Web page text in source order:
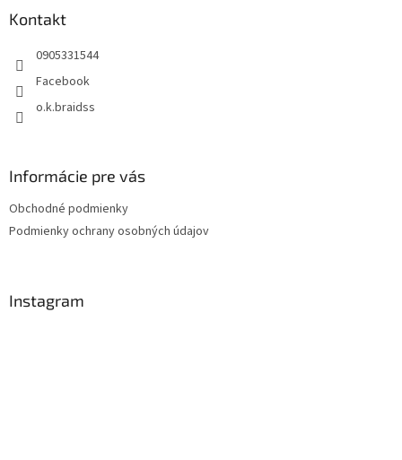
Kontakt
0905331544
Facebook
o.k.braidss
Informácie pre vás
Obchodné podmienky
Podmienky ochrany osobných údajov
Instagram